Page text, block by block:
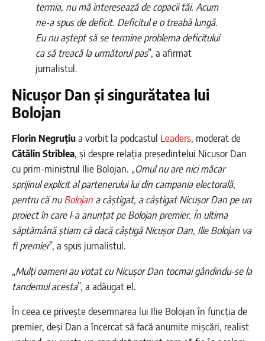
termia, nu mă interesează de copacii tăi. Acum
ne-a spus de deficit. Deficitul e o treabă lungă.
Eu nu aștept să se termine problema deficitului
ca să treacă la următorul pas”, a afirmat
jurnalistul.
Nicușor Dan și singurătatea lui
Bolojan
Florin Negruțiua vorbit la podcastul Leaders, moderat de
Cătălin Striblea, și despre relația președintelui Nicușor Dan
cu prim-ministrul Ilie Bolojan. „Omul nu are nici măcar
sprijinul explicit al partenerului lui din campania electorală,
pentru că nuBolojan a câștigat, a câștigat Nicușor Dan pe un
proiect în care l-a anunțat pe Bolojan premier. În ultima
săptămână știam că dacă câștigă Nicușor Dan, Ilie Bolojan va
fi premier”, a spus jurnalistul.
„Mulți oameni au votat cu Nicușor Dan tocmai gândindu-se la
tandemul acesta”, a adăugat el.
În ceea ce privește desemnarea lui Ilie Bolojan în funcția de
premier, deși Dan a încercat să facă anumite mișcări, realist